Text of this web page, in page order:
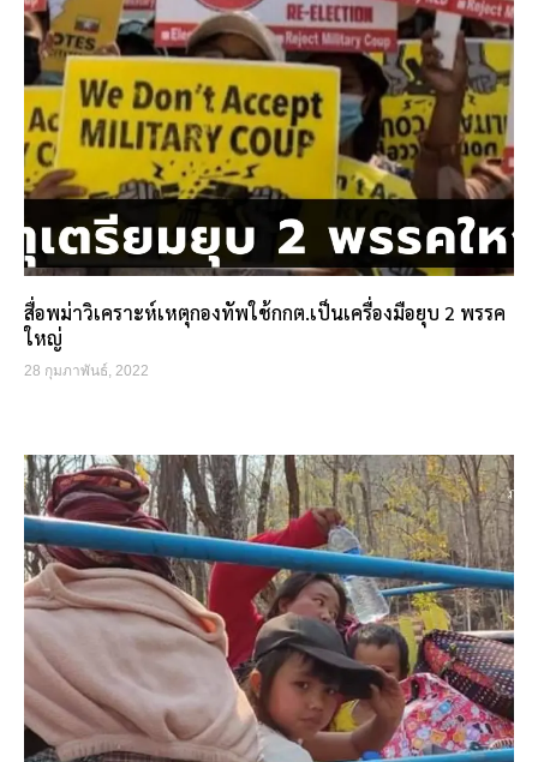
สื่อพม่าวิเคราะห์เหตุกองทัพใช้กกต.เป็นเครื่องมือยุบ 2 พรรค
ใหญ่
28 กุมภาพันธ์, 2022